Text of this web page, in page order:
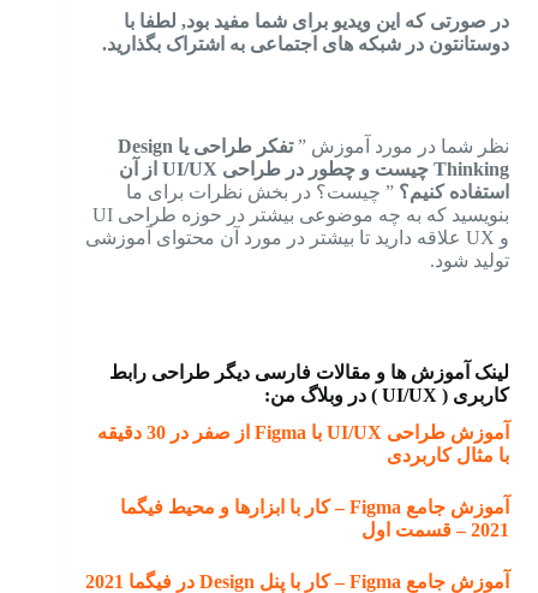
در صورتی که این ویدیو برای شما مفید بود, لطفا با
دوستانتون در شبکه های اجتماعی به اشتراک بگذارید.
نظر شما در مورد آموزش ”
تفکر طراحی یا Design
Thinking چیست و چطور در طراحی UI/UX از آن
استفاده کنیم؟ ” چیست؟ در بخش نظرات برای ما
بنویسید که به چه موضوعی بیشتر در حوزه طراحی UI
و UX علاقه دارید تا بیشتر در مورد آن محتوای آموزشی
تولید شود.
لینک آموزش ها و مقالات فارسی دیگر طراحی رابط
کاربری ( UI/UX ) در وبلاگ من:
آموزش طراحی UI/UX با Figma از صفر در 30 دقیقه
با مثال کاربردی
آموزش جامع Figma – کار با ابزارها و محیط فیگما
2021 – قسمت اول
آموزش جامع Figma – کار با پنل Design در فیگما 2021